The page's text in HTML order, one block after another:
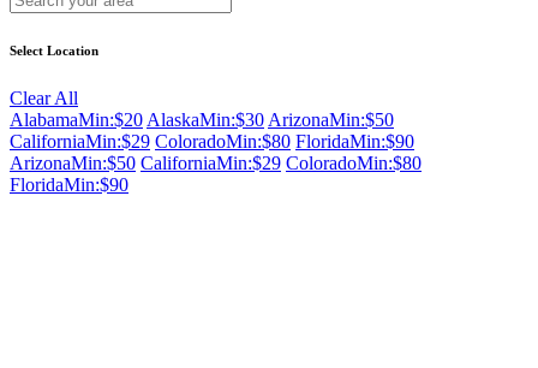
Select Location
Clear All
AlabamaMin:$20 AlaskaMin:$30 ArizonaMin:$50
CaliforniaMin:$29 ColoradoMin:$80 FloridaMin:$90
ArizonaMin:$50 CaliforniaMin:$29 ColoradoMin:$80
FloridaMin:$90